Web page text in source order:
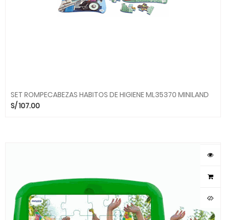
SET ROMPECABEZAS HABITOS DE HIGIENE ML35370 MINILAND
S/107.00